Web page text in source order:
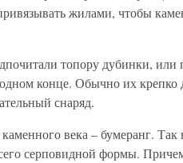
жилами, чтобы
топору дубинки, или
конце. Обычно их крепко
снаряд.
века – бумеранг. Так
серповидной формы.